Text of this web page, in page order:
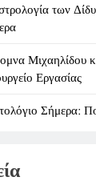
των
Μιχαηλίδου
Εργασίας
Σήμερα: